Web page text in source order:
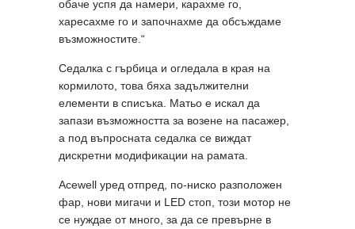
обаче успя да намери, карахме го,
харесахме го и започнахме да обсъждаме
възможностите.“
Седалка с гърбица и огледала в края на
кормилото, това бяха задължителни
елементи в списъка. Матьо е искал да
запази възможността за возене на пасажер,
а под въпросната седалка се виждат
дискретни модификации на рамата.
Acewell уред отпред, по-ниско разположен
фар, нови мигачи и LED стоп, този мотор не
се нуждае от много, за да се превърне в